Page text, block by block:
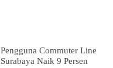
Pengguna Commuter Line
Surabaya Naik 9 Persen